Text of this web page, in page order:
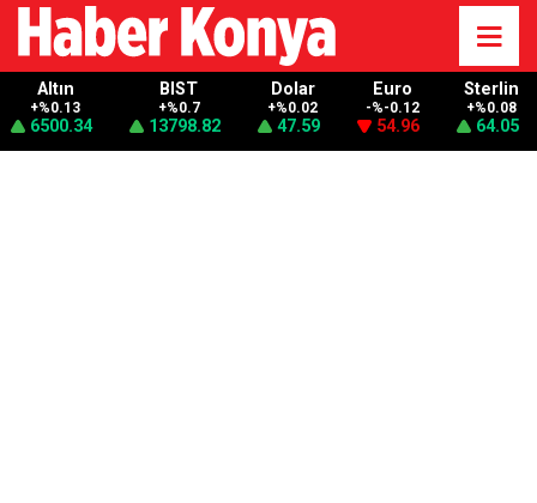
Altın
+%0.13
6500.34
BIST
+%0.7
13798.82
Dolar
+%0.02
47.59
Euro
-%-0.12
54.96
Sterlin
+%0.08
64.05